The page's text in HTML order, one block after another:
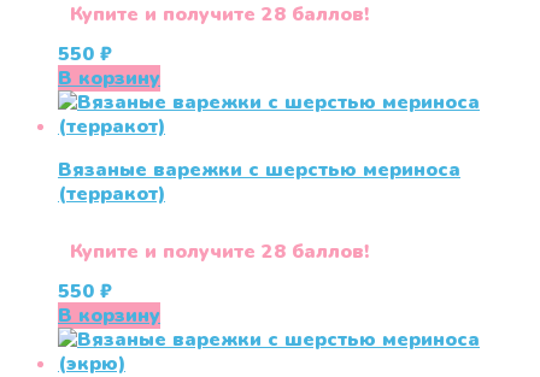
Купите и получите 28 баллов!
550 ₽
В корзину
Вязаные варежки c шерстью мериноса
(терракот)
Купите и получите 28 баллов!
550 ₽
В корзину